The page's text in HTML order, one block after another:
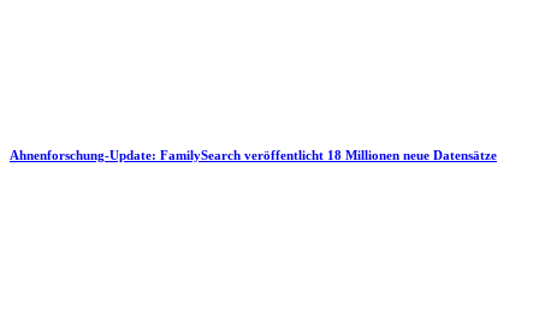
Ahnenforschung-Update: FamilySearch veröffentlicht 18 Millionen neue Datensätze